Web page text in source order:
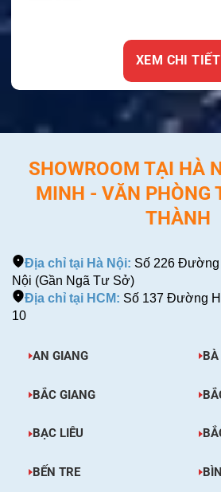
XEM CHI TIẾT
SHOWROOM TẠI HÀ
MINH - VĂN PHÒNG
THÀNH
Địa chỉ tại Hà Nội: Số 226
Nội (Gần Ngã Tư Sở)
Địa chỉ tại HCM: Số 137 Đường
10
AN GIANG BÀ
BẮC GIANG
BẠC LIÊU
BẾN TRE